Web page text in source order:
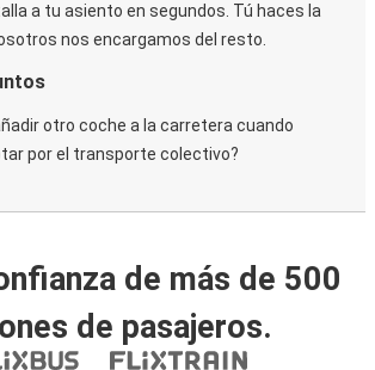
a tu asiento en segundos. Tú haces la
nos encargamos del resto.
otro coche a la carretera cuando
por el transporte colectivo?
de más de 500
de pasajeros.